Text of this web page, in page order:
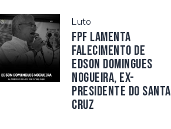
Luto
FPF lamenta
falecimento de
Edson Domingues
Nogueira, ex-
presidente do Santa
Cruz